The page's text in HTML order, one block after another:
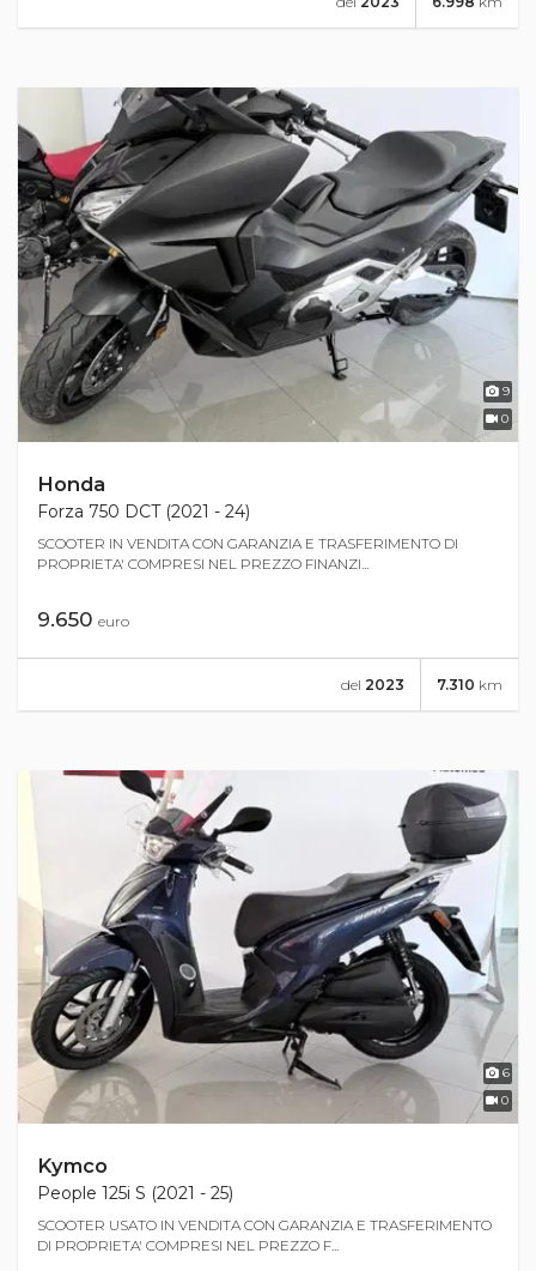
9
0
Honda
Forza 750 DCT (2021 - 24)
SCOOTER IN VENDITA CON GARANZIA E TRASFERIMENTO DI
PROPRIETA' COMPRESI NEL PREZZO FINANZI...
9.650 euro
7.310 km
del 2023
6
0
Kymco
People 125i S (2021 - 25)
SCOOTER USATO IN VENDITA CON GARANZIA E TRASFERIMENTO
DI PROPRIETA' COMPRESI NEL PREZZO F...